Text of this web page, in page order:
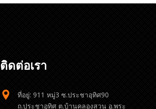
ติดต่อเรา
ที่อยู่: 911 หมู่3 ซ.ประชาอุทิศ90
ถ.ประชาอุทิศ ต.บ้านคลองสวน อ.พระ